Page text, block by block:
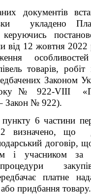
документів
укладено
керуючись
від 12 жовтня
товарів,
Законом
№ 922-VIII
– Закон № 922).
6 частини
визначено, що
договір,
і учасником за
платне
придбання товару.